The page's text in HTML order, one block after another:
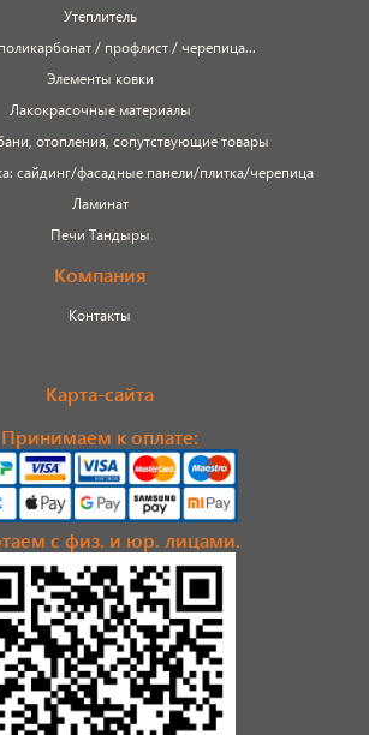
Утеплитель
/ профлист / черепица...
Элементы ковки
Лакокрасочные материалы
отопления, сопутствующие товары
сайдинг/фасадные панели/плитка/черепица
Ламинат
Печи Тандыры
Компания
Контакты
Карта-сайта
Принимаем к оплате:
с физ. и юр. лицами.